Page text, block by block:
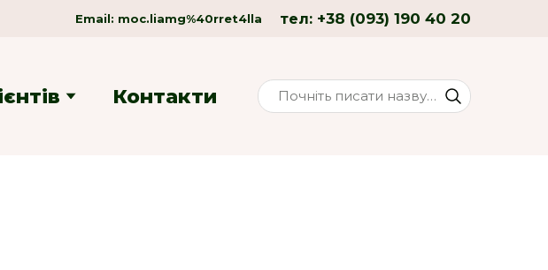
Email: moc.liamg%40rret4lla тел: +38 (093) 190 40 20
Контакти